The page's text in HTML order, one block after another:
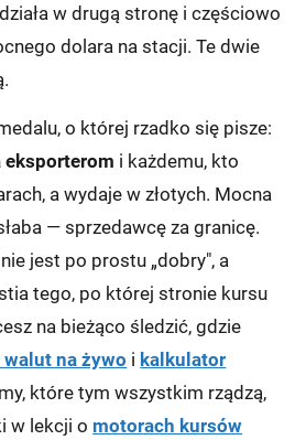
w drugą stronę i częściowo
dolara na stacji. Te dwie
o której rzadko się pisze:
eksporterom i każdemu, kto
a wydaje w złotych. Mocna
— sprzedawcę za granicę.
jest po prostu „dobry", a
tego, po której stronie kursu
na bieżąco śledzić, gdzie
walut na żywo i kalkulator
które tym wszystkim rządzą,
w lekcji o motorach kursów